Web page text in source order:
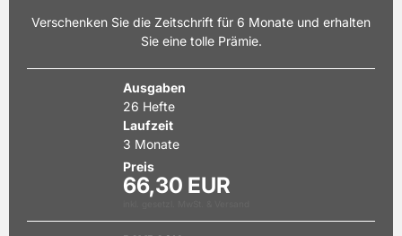
ebenso zum Redaktionskonzept wie ein ausführlicher
Gesundheitsteil mit aktuellen Berichten aus der Medizin
und wertvollen Tipps für ein gesundes Leben. Die Leser
entscheiden sich für ein Fernsehwoche Abo, weil sie der
Mix aus unterhaltsamen Reportagen,
Verbraucherinformationen und einem hochwertig
aufbereiteten Informationsteil über das Fernsehprogramm
begeistert. Auch Rätselfreunde beziehen die
Fernsehwoche im Abonnement und freuen sich über die
zahlreichen Preisausschreiben mit attraktiven Preisen. Zum
Kennenlernen gibt es die Fernsehwoche im Miniabo.
Verschenken Sie die Zeitschrift für 6 Monate und erhalten
Sie eine tolle Prämie.
Ausgaben
26 Hefte
Laufzeit
3 Monate
Preis
66,30 EUR